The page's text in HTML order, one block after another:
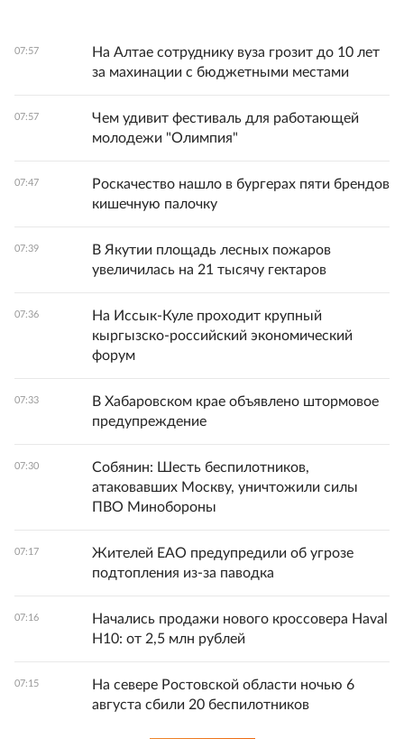
07:57
На Алтае сотруднику вуза грозит до 10 лет
за махинации с бюджетными местами
07:57
Чем удивит фестиваль для работающей
молодежи "Олимпия"
07:47
Роскачество нашло в бургерах пяти брендов
кишечную палочку
07:39
В Якутии площадь лесных пожаров
увеличилась на 21 тысячу гектаров
07:36
На Иссык-Куле проходит крупный
кыргызско-российский экономический
форум
07:33
В Хабаровском крае объявлено штормовое
предупреждение
07:30
Собянин: Шесть беспилотников,
атаковавших Москву, уничтожили силы
ПВО Минобороны
07:17
Жителей ЕАО предупредили об угрозе
подтопления из-за паводка
07:16
Начались продажи нового кроссовера Haval
H10: от 2,5 млн рублей
07:15
На севере Ростовской области ночью 6
августа сбили 20 беспилотников